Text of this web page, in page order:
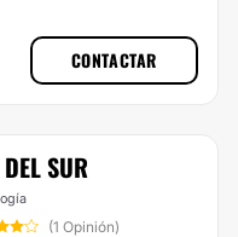
CONTACTAR
SUR
(1 Opinión)